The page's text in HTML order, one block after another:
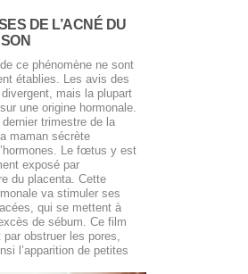
DE L’ACNÉ DU
ce phénomène ne sont
établies. Les avis des
mais la plupart
une origine hormonale.
trimestre de la
maman sécrète
Le fœtus y est
exposé par
du placenta. Cette
va stimuler ses
qui se mettent à
de sébum. Ce film
par obstruer les pores,
l’apparition de petites